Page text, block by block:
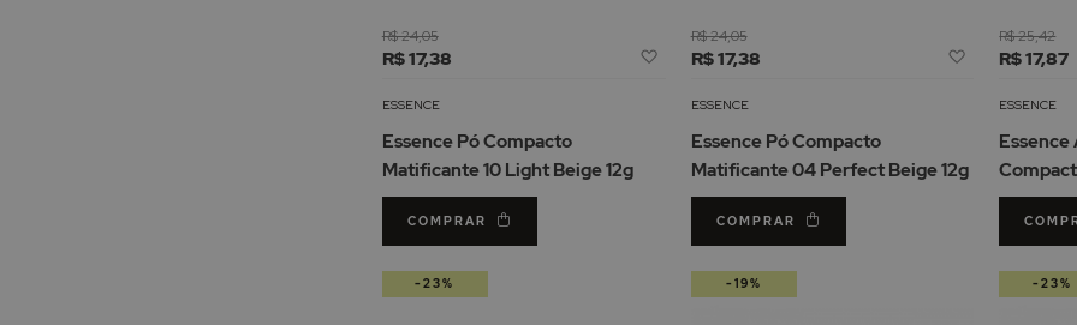
R$ 17,38
R$ 24,05
Adicionar
Lista
Desejos
ESSENCE
Essence Pó Compacto
Matificante 10 Light Beige 12g
COMPRAR
R$ 17,38
R$ 24,05
Adicionar
Lista
Desejos
ESSENCE
Essence Pó Compacto
Matificante 04 Perfect Beige 12g
COMPRAR
R$ 17,87
R$ 25,42
ESSENCE
-23% -19% -23%